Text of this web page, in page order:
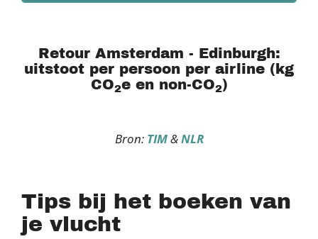
Retour Amsterdam - Edinburgh:
uitstoot per persoon per airline (kg
CO2e en non-CO2)
Bron: TIM&NLR
Tips bij het boeken van
je vlucht